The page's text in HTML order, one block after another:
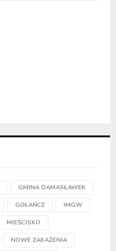
GMINA DAMASŁAWEK
GOŁAŃCZ IMGW
MIEŚCISKO
NOWE ZAKAŻENIA